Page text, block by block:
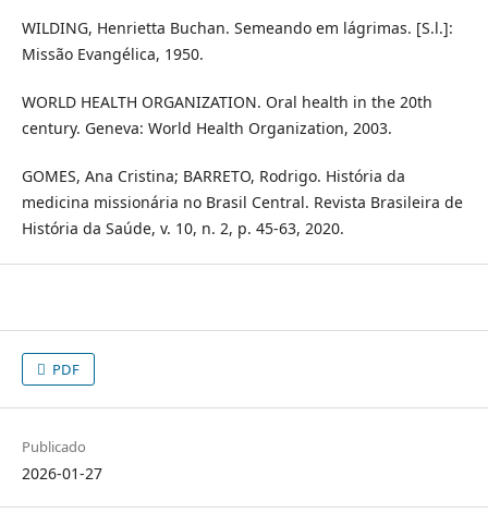
WILDING, Henrietta Buchan. Semeando em lágrimas. [S.l.]:
Missão Evangélica, 1950.
WORLD HEALTH ORGANIZATION. Oral health in the 20th
century. Geneva: World Health Organization, 2003.
GOMES, Ana Cristina; BARRETO, Rodrigo. História da
medicina missionária no Brasil Central. Revista Brasileira de
História da Saúde, v. 10, n. 2, p. 45-63, 2020.
PDF
Publicado
2026-01-27